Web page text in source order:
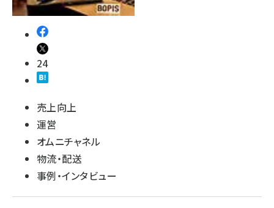
24
売上向上
運営
オムニチャネル
物流・配送
事例・インタビュー